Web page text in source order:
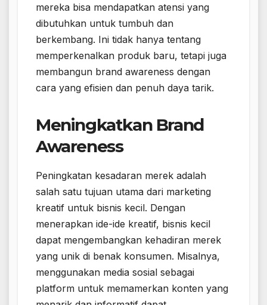
mereka bisa mendapatkan atensi yang
dibutuhkan untuk tumbuh dan
berkembang. Ini tidak hanya tentang
memperkenalkan produk baru, tetapi juga
membangun brand awareness dengan
cara yang efisien dan penuh daya tarik.
Meningkatkan Brand
Awareness
Peningkatan kesadaran merek adalah
salah satu tujuan utama dari marketing
kreatif untuk bisnis kecil. Dengan
menerapkan ide-ide kreatif, bisnis kecil
dapat mengembangkan kehadiran merek
yang unik di benak konsumen. Misalnya,
menggunakan media sosial sebagai
platform untuk memamerkan konten yang